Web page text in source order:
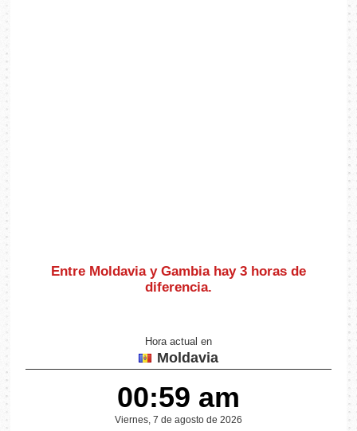
Entre Moldavia y Gambia hay 3 horas de
diferencia.
Hora actual en
Moldavia
00:59 am
Viernes, 7 de agosto de 2026